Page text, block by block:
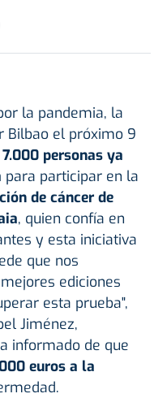
la pandemia, la
Bilbao el próximo 9
personas ya
para participar en la
de cáncer de
, quien confía en
y esta iniciativa
que nos
ediciones
esta prueba",
Jiménez,
informado de que
euros a la